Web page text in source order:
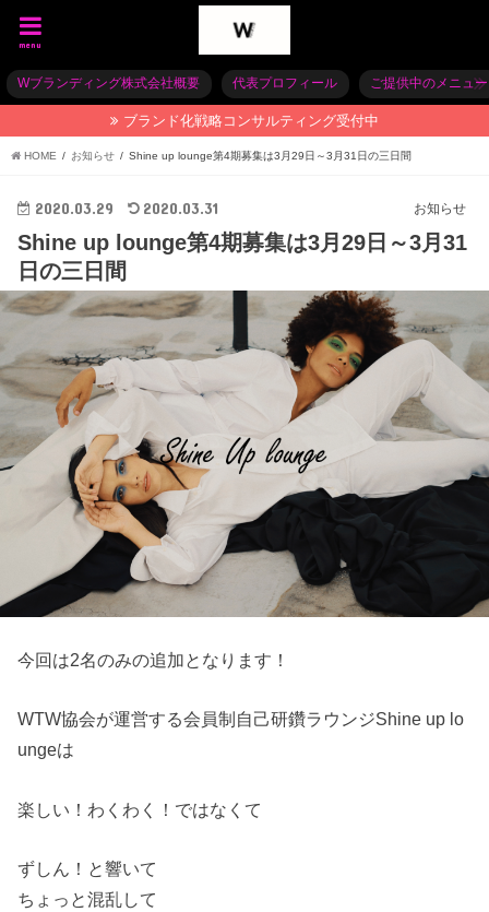
menu
Wブランディング株式会社概要 代表プロフィール ご提供中のメニュー
ブランド化戦略コンサルティング受付中
HOME お知らせ Shine up lounge第4期募集は3月29日～3月31日の三日間
お知らせ
2020.03.29 2020.03.31
Shine up lounge第4期募集は3月29日～3月31
日の三日間
今回は2名のみの追加となります！
WTW協会が運営する会員制自己研鑽ラウンジShine up lo
ungeは
楽しい！わくわく！ではなくて
ずしん！と響いて
ちょっと混乱して